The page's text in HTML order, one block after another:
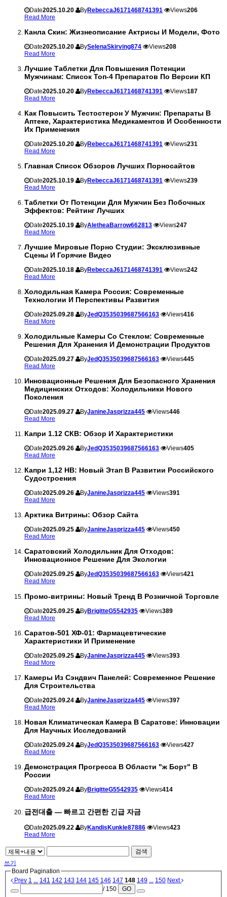
Date2025.10.20 ByRebeccaJ6171468741391 Views206
Read More
Канла Скин: Жизнеописание Актрисы И Модели, Фото
Date2025.10.20 BySelenaSkirving874 Views208
Read More
Лучшие Таблетки Для Повышения Потенции
Мужчинам: Список Топ-4 Препаратов По Версии КП
Date2025.10.20 ByRebeccaJ6171468741391 Views187
Read More
Как Повысить Тестостерон У Мужчин: Препараты В
Аптеке, Характеристика Медикаментов И Особенности
Их Применения
Date2025.10.20 ByRebeccaJ6171468741391 Views231
Read More
Главная Список Обзоров Лучших Порносайтов
Date2025.10.19 ByRebeccaJ6171468741391 Views239
Read More
Таблетки От Потенции Для Мужчин Без Побочных
Эффектов: Рейтинг Лучших
Date2025.10.19 ByAletheaBarrow662813 Views247
Read More
Лучшие Мировые Порно Студии: Эксклюзивные
Сцены И Горячие Видео
Date2025.10.18 ByRebeccaJ6171468741391 Views242
Read More
Холодильная Камера Россия: Современные
Технологии И Перспективы Развития
Date2025.09.28 ByJedQ3535039687566163 Views416
Read More
Холодильные Камеры Со Стеклом: Современные
Решения Для Хранения И Демонстрации Продуктов
Date2025.09.27 ByJedQ3535039687566163 Views445
Read More
Инновационные Решения Для Безопасного Хранения
Медицинских Отходов: Холодильники Нового
Поколения
Date2025.09.27 ByJanineJasprizza445 Views446
Read More
Капри 1.12 СКВ: Обзор И Характеристики
Date2025.09.26 ByJedQ3535039687566163 Views405
Read More
Капри 1,12 НВ: Новый Этап В Развитии Российского
Судостроения
Date2025.09.26 ByJanineJasprizza445 Views391
Read More
Арктика Витрины: Обзор Сайта
Date2025.09.25 ByJanineJasprizza445 Views450
Read More
Саратовский Холодильник Для Отходов:
Инновационное Решение Для Экологии
Date2025.09.25 ByJedQ3535039687566163 Views421
Read More
Промо-витрины: Новый Тренд В Розничной Торговле
Date2025.09.25 ByBrigitteG5542935 Views389
Read More
Саратов-501 ХФ-01: Фармацевтические
Характеристики И Применение
Date2025.09.25 ByJanineJasprizza445 Views393
Read More
Камеры Из Сэндвич Панелей: Современное Решение
Для Строительства
Date2025.09.24 ByJanineJasprizza445 Views397
Read More
Новая Климатическая Камера В Саратове: Инновации
Для Научных Исследований
Date2025.09.24 ByJedQ3535039687566163 Views427
Read More
Демонстрация Прогресса В Области "ж Борт" В
России
Date2025.09.24 ByBrigitteG5542935 Views414
Read More
급전대출 — 빠르고 간편한 긴급 자금
Date2025.09.22 ByKandisKunkle87886 Views423
Read More
검색
쓰기
Board Pagination
Prev 1 ... 141 142 143 144 145 146 147 148 149 ... 150 Next
/ 150
GO